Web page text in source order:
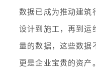
数据已成为推动建筑
设计到施工，再到运
量的数据，这些数据
更是企业宝贵的资产